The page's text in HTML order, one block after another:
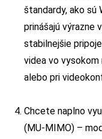
štandardy, ako sú
prinášajú výrazne
stabilnejšie
videa vo vysokom
alebo pri
Chcete naplno
(MU-MIMO) –